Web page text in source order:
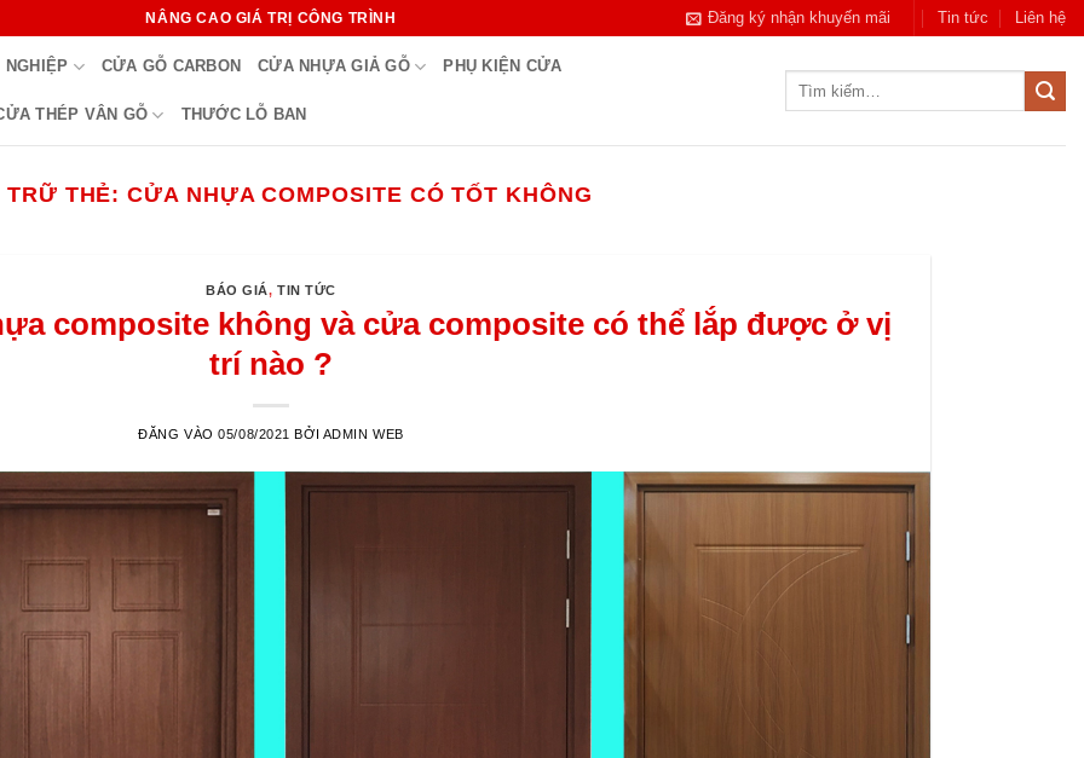
NÂNG CAO GIÁ TRỊ CÔNG TRÌNH Đăng ký nhận khuyến mãi Tin tức Liên hệ
NGHIỆP CỬA GỖ CARBON CỬA NHỰA GIẢ GỖ PHỤ KIỆN CỬA
THÉP VÂN GỖ THƯỚC LỖ BAN
TRỮ THẺ:CỬA NHỰA COMPOSITE CÓ TỐT KHÔNG
BÁO GIÁ,TIN TỨC
composite không và cửa composite có thể lắp được ở vị
trí nào ?
ĐĂNG VÀO05/08/2021 BỞI ADMIN WEB